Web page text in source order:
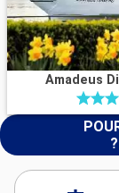
Amadeus